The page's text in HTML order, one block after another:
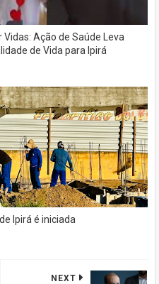
Ação de Saúde Leva
de Vida para Ipirá
Ipirá é iniciada
NEXT